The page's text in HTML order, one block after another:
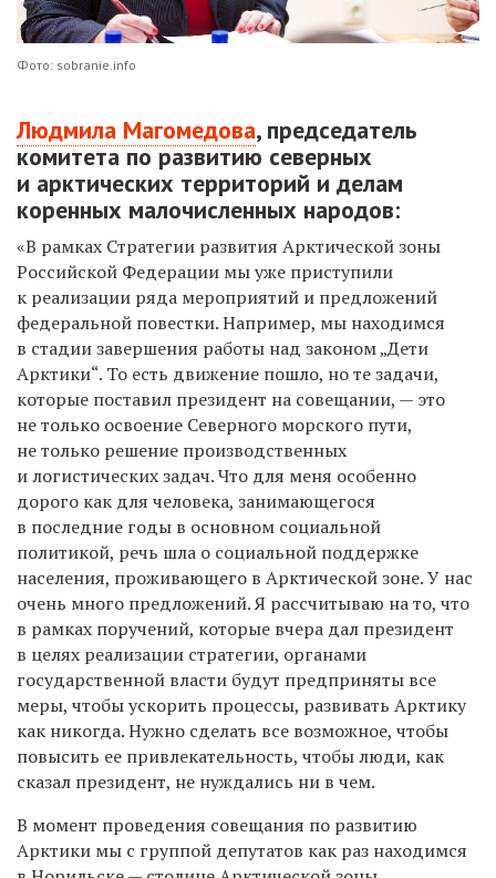
Фото: sobranie.info
Людмила Магомедова, председатель
комитета по развитию северных
и арктических территорий и делам
коренных малочисленных народов:
«В рамках Стратегии развития Арктической зоны
Российской Федерации мы уже приступили
к реализации ряда мероприятий и предложений
федеральной повестки. Например, мы находимся
в стадии завершения работы над законом „Дети
Арктики“. То есть движение пошло, но те задачи,
которые поставил президент на совещании, — это
не только освоение Северного морского пути,
не только решение производственных
и логистических задач. Что для меня особенно
дорого как для человека, занимающегося
в последние годы в основном социальной
политикой, речь шла о социальной поддержке
населения, проживающего в Арктической зоне. У нас
очень много предложений. Я рассчитываю на то, что
в рамках поручений, которые вчера дал президент
в целях реализации стратегии, органами
государственной власти будут предприняты все
меры, чтобы ускорить процессы, развивать Арктику
как никогда. Нужно сделать все возможное, чтобы
повысить ее привлекательность, чтобы люди, как
сказал президент, не нуждались ни в чем.
В момент проведения совещания по развитию
Арктики мы с группой депутатов как раз находимся